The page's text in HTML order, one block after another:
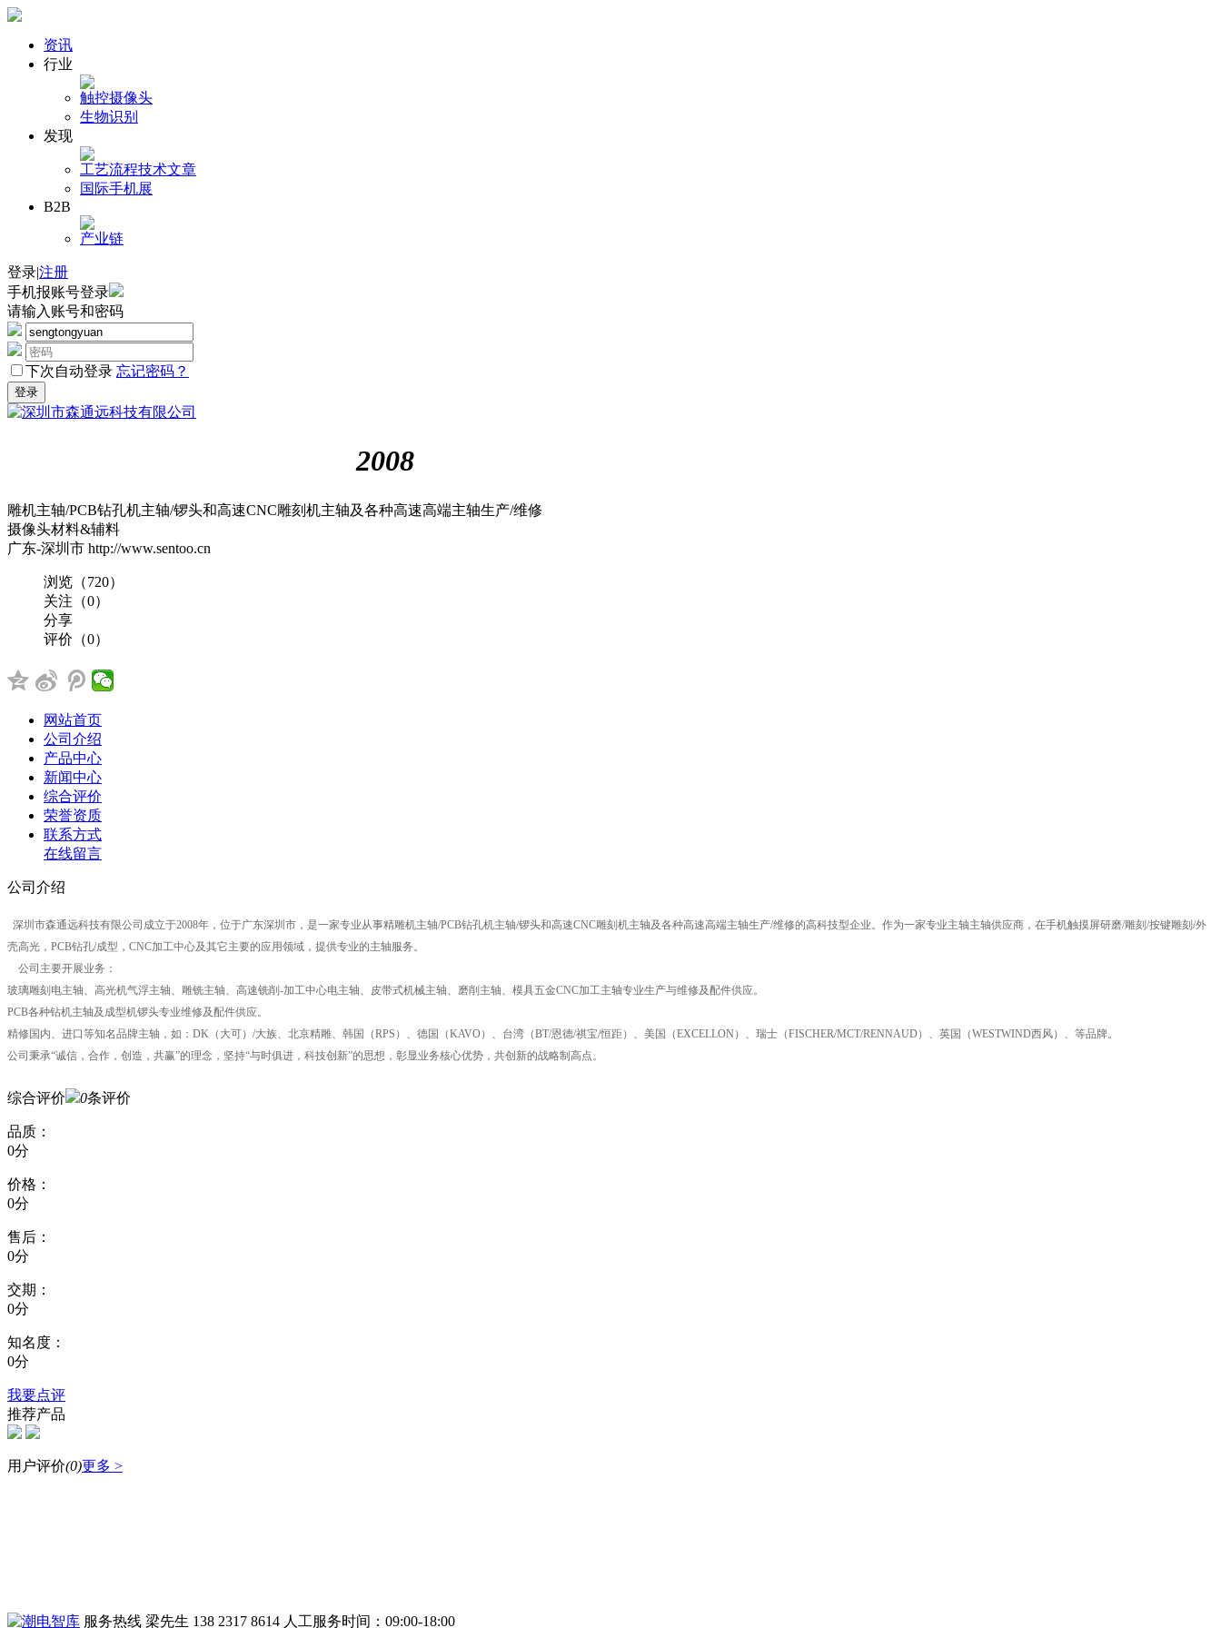
资讯
行业
触控摄像头
生物识别
发现
工艺流程技术文章
国际手机展
B2B
产业链
登录|注册
手机报账号登录
请输入账号和密码
下次自动登录 忘记密码？
深圳市森通远科技有限公司2008
雕机主轴/PCB钻孔机主轴/锣头和高速CNC雕刻机主轴及各种高速高端主轴生产/维修
摄像头材料&辅料
广东-深圳市 http://www.sentoo.cn
浏览（720）
关注（0）
分享
评价（0）
网站首页
公司介绍
产品中心
新闻中心
综合评价
荣誉资质
联系方式
在线留言
公司介绍
深圳市森通远科技有限公司成立于2008年，位于广东深圳市，是一家专业从事精雕机主轴/PCB钻孔机主轴/锣头和高速CNC雕刻机主轴及各种高速高端主轴生产/维修的高科技型企业。作为一家专业主轴主轴供应商，在手机触摸屏研磨/雕刻/按键雕刻/外
壳高光，PCB钻孔/成型，CNC加工中心及其它主要的应用领域，提供专业的主轴服务。
公司主要开展业务：
玻璃雕刻电主轴、高光机气浮主轴、雕铣主轴、高速铣削-加工中心电主轴、皮带式机械主轴、磨削主轴、模具五金CNC加工主轴专业生产与维修及配件供应。
PCB各种钻机主轴及成型机锣头专业维修及配件供应。
精修国内、进口等知名品牌主轴，如：DK（大可）/大族、北京精雕、韩国（RPS）、德国（KAVO）、台湾（BT/恩德/祺宝/恒距）、美国（EXCELLON）、瑞士（FISCHER/MCT/RENNAUD）、英国（WESTWIND西风）、等品牌。
公司秉承“诚信，合作，创造，共赢”的理念，坚持“与时俱进，科技创新”的思想，彰显业务核心优势，共创新的战略制高点。
综合评价 0条评价
品质：
0分
价格：
0分
售后：
0分
交期：
0分
知名度：
0分
我要点评
推荐产品
用户评价(0)更多 >
服务热线 梁先生 138 2317 8614 人工服务时间：09:00-18:00